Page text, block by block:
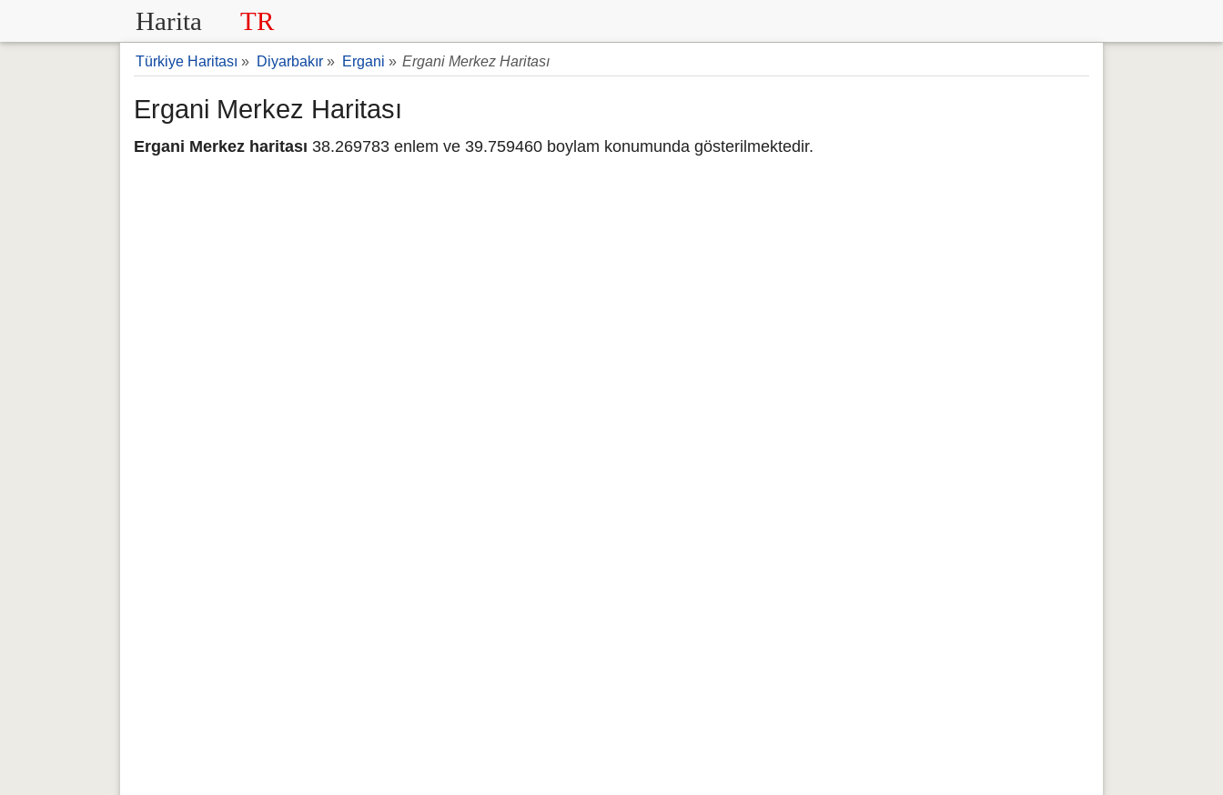
Harita TR
Türkiye Haritası » Diyarbakır » Ergani » Ergani Merkez Haritası
Ergani Merkez Haritası
Ergani Merkez haritası 38.269783 enlem ve 39.759460 boylam konumunda gösterilmektedir.